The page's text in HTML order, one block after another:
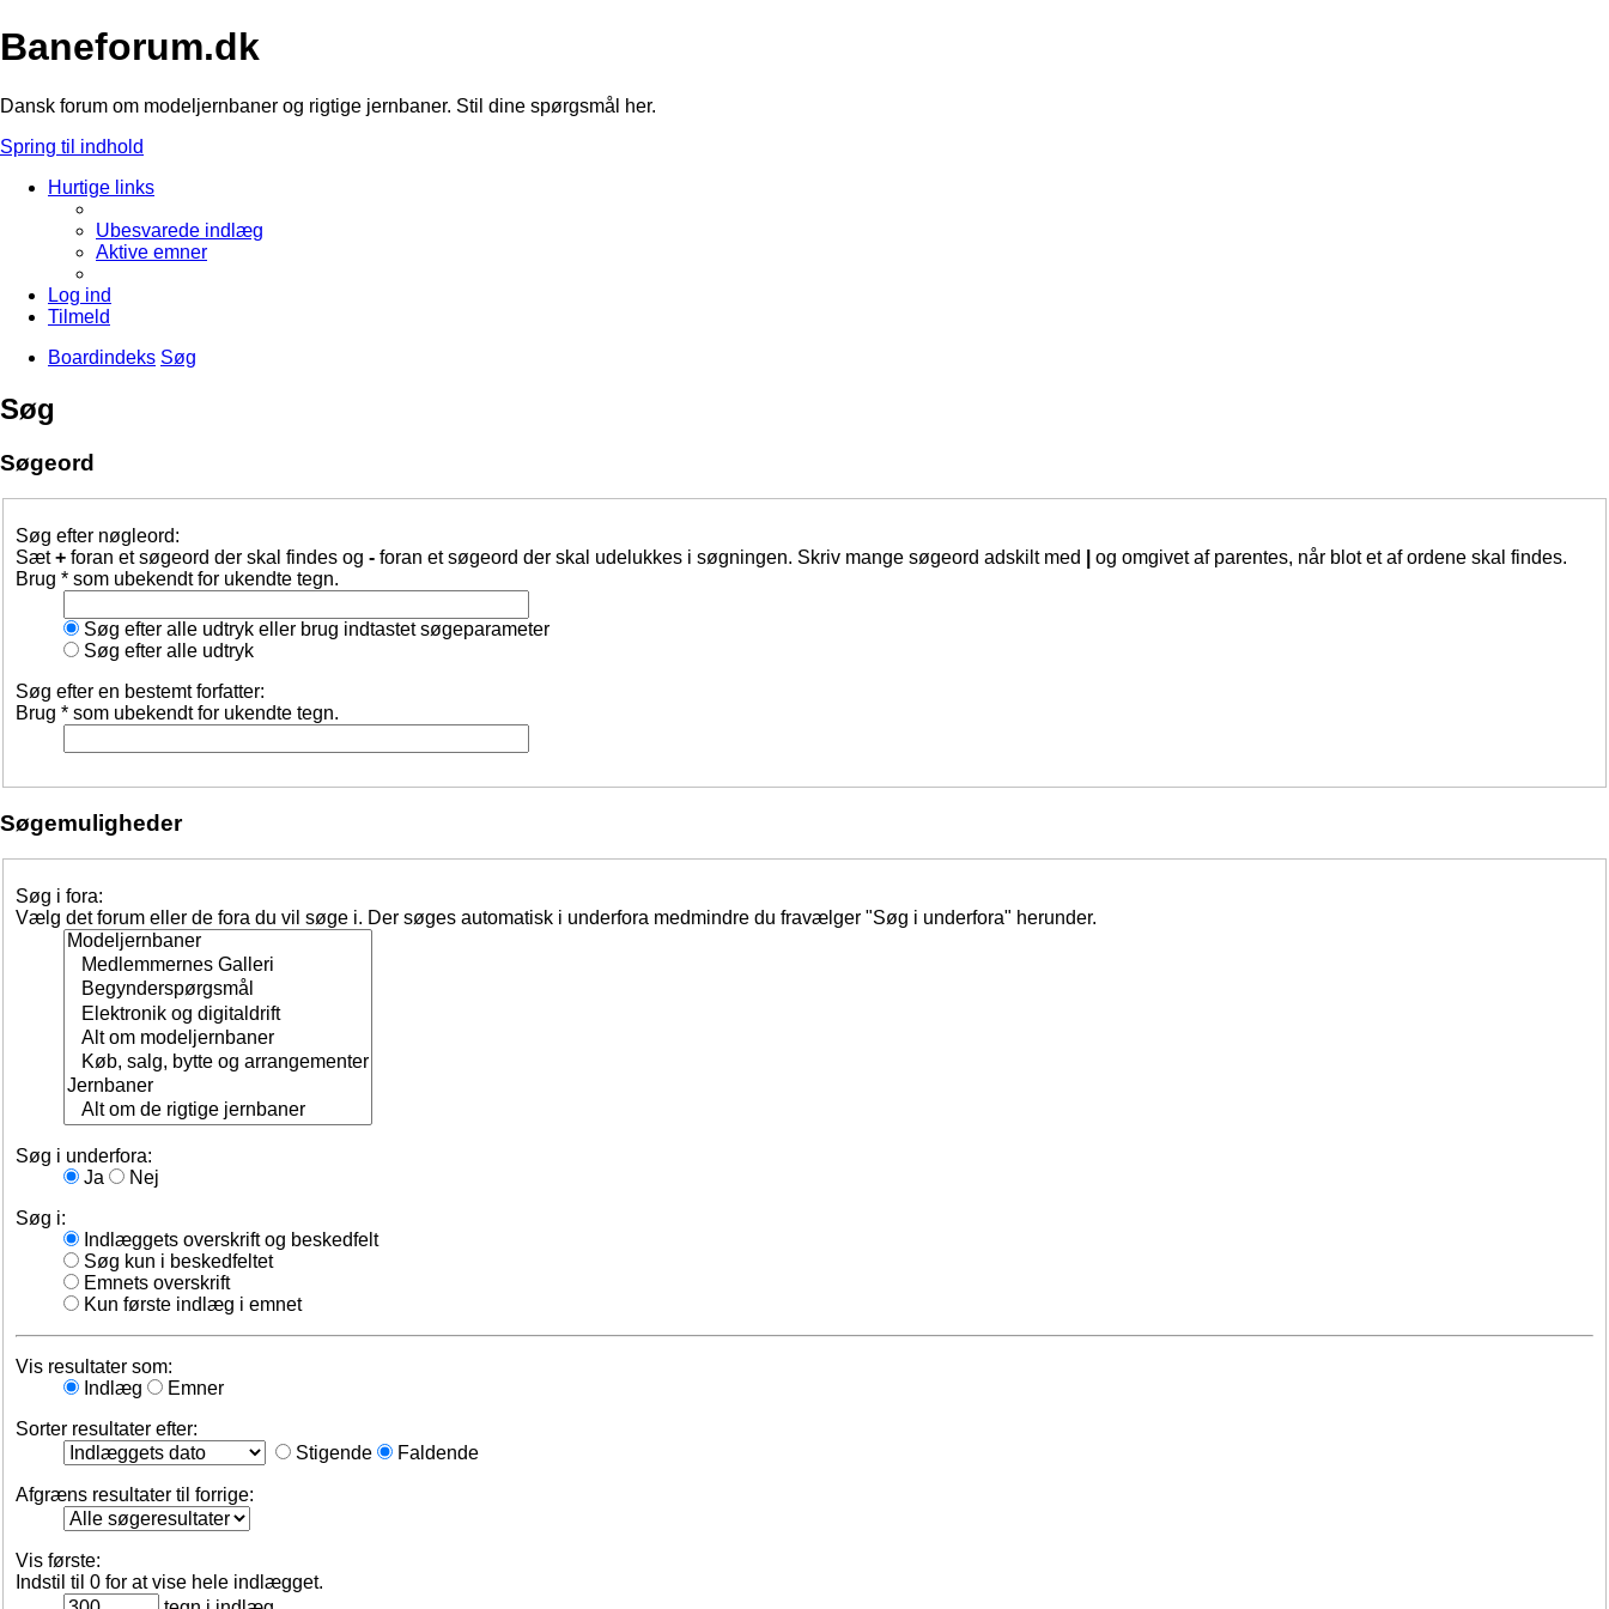
Baneforum.dk
Dansk forum om modeljernbaner og rigtige jernbaner. Stil dine spørgsmål her.
Spring til indhold
Hurtige links
Ubesvarede indlæg
Aktive emner
Log ind
Tilmeld
Boardindeks Søg
Søg
Søgeord
Søg efter nøgleord:
Sæt+ foran et søgeord der skal findes og - foran et søgeord der skal udelukkes i søgningen. Skriv mange søgeord adskilt med
og omgivet af parentes, når blot et af ordene skal findes.
Brug * som ubekendt for ukendte tegn.
Søg efter alle udtryk eller brug indtastet søgeparameter
Søg efter alle udtryk
Søg efter en bestemt forfatter:
Brug * som ubekendt for ukendte tegn.
Søgemuligheder
Søg i fora:
Vælg det forum eller de fora du vil søge i. Der søges automatisk i underfora medmindre du fravælger "Søg i underfora" herunder.
Søg i underfora:
Ja
Nej
Søg i:
Indlæggets overskrift og beskedfelt
Søg kun i beskedfeltet
Emnets overskrift
Kun første indlæg i emnet
Vis resultater som:
Indlæg
Emner
Sorter resultater efter:
Stigende
Faldende
Afgræns resultater til forrige:
Vis første:
Indstil til 0 for at vise hele indlægget.